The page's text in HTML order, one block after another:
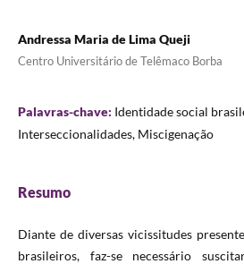
Andressa Maria de Lima Queji
Centro Universitário de Telêmaco Borba
Palavras-chave: Identidade social
Interseccionalidades, Miscigenação
Resumo
Diante de diversas vicissitudes
brasileiros, faz-se necessário